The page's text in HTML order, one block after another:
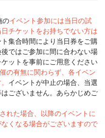
のイベント参加には当日の試
チケットをお持ちでない方は
ト集合時間により当日券をご購
ではご参加に間に合わない場
ットを事前にご用意ください
の有無に関わらず、各イベン
イベントが中止の場合、当選
ございません。あらかじめご
れた場合、以降のイベントに
くなる場合がございますので